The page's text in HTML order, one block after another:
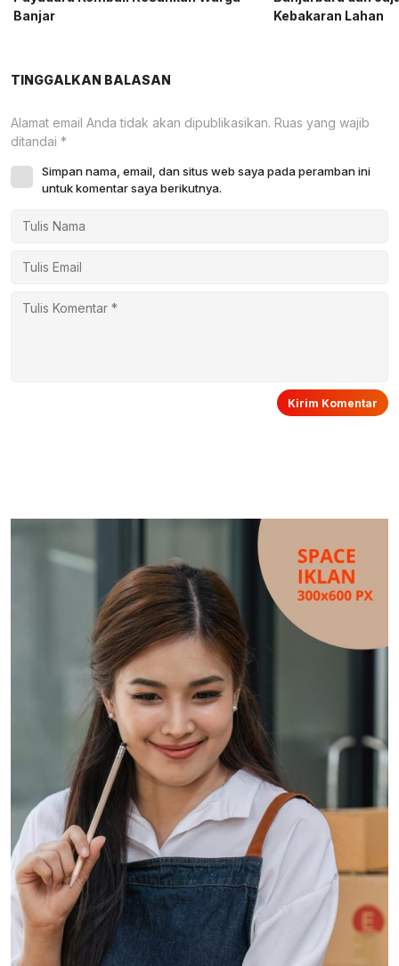
Banjar
Kebakaran Lahan
TINGGALKAN BALASAN
Alamat email Anda tidak akan dipublikasikan. Ruas yang wajib
ditandai *
Simpan nama, email, dan situs web saya pada peramban ini
untuk komentar saya berikutnya.